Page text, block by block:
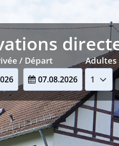
/ Départ
07.08.2026
Adultes